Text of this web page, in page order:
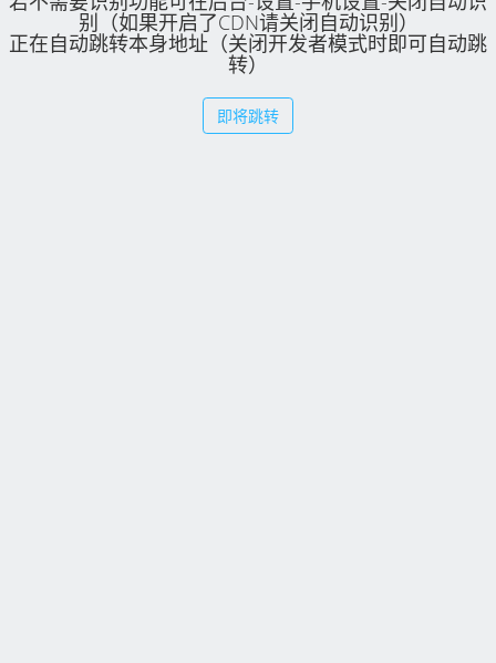
别（如果开启了CDN请关闭自动识别）
正在自动跳转本身地址（关闭开发者模式时即可自动跳
转）
即将跳转